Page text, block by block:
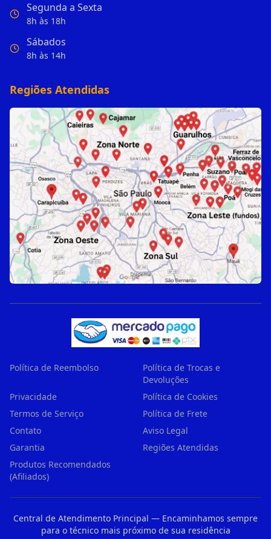
Segunda a Sexta
8h às 18h
Sábados
8h às 14h
Regiões Atendidas
Política de Reembolso
Política de Trocas e
Devoluções
Privacidade
Política de Cookies
Termos de Serviço
Política de Frete
Contato
Aviso Legal
Garantia
Regiões Atendidas
Produtos Recomendados
(Afiliados)
Central de Atendimento Principal — Encaminhamos sempre
para o técnico mais próximo de sua residência